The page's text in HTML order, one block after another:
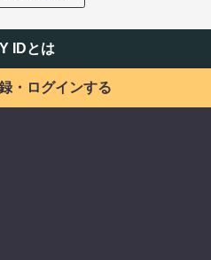
IDとは
・ログインする